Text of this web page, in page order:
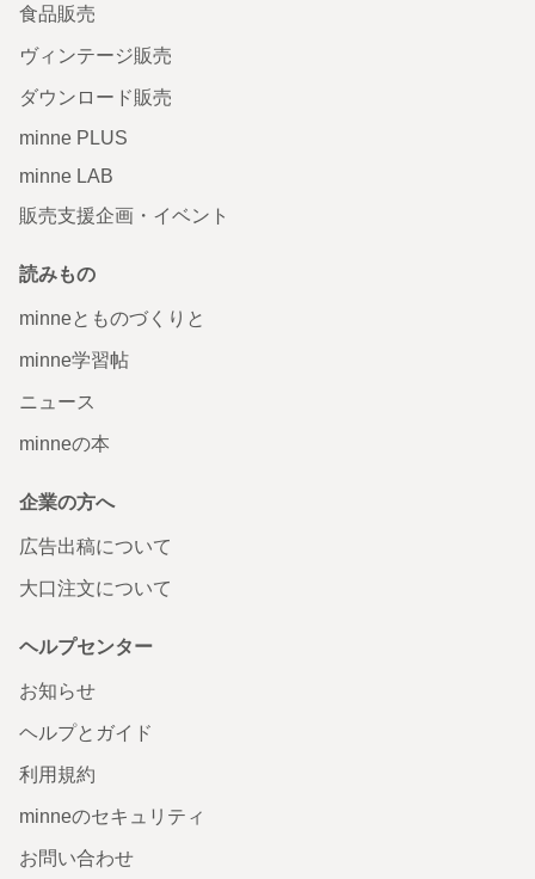
食品販売
ヴィンテージ販売
ダウンロード販売
minne PLUS
minne LAB
販売支援企画・イベント
読みもの
minneとものづくりと
minne学習帖
ニュース
minneの本
企業の方へ
広告出稿について
大口注文について
ヘルプセンター
お知らせ
ヘルプとガイド
利用規約
minneのセキュリティ
お問い合わせ